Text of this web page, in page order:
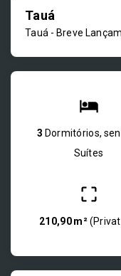
Tauá
Tauá - Breve
3 Dormitórios,
Suítes
210,90 m²(